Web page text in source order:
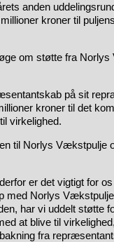
anden
kroner til
om støtte fra
på sit
kroner til det
virkelighed.
til Norlys Vækstpulje
er det vigtigt for
med Norlys
har vi uddelt støtte
at blive til
fra